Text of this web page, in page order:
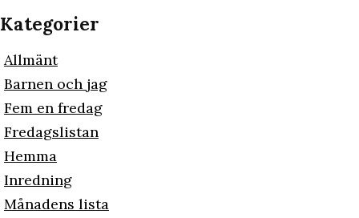
Kategorier
Allmänt
Barnen och jag
Fem en fredag
Fredagslistan
Hemma
Inredning
Månadens lista